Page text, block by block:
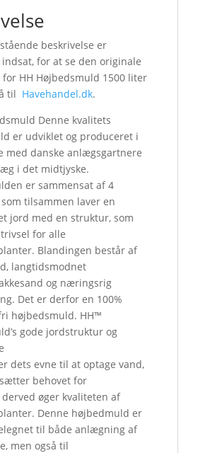
beskrivelse er
for at se den originale
for HH Højbedsmuld 1500 liter
til Havehandel.dk.
Denne kvalitets
er udviklet og produceret i
med danske anlægsgartnere
i det midtjyske.
er sammensat af 4
tilsammen laver en
jord med en struktur, som
for alle
Blandingen består af
langtidsmodnet
og næringsrig
Det er derfor en 100%
højbedsmuld. HH™
gode jordstruktur og
dets evne til at optage vand,
behovet for
øger kvaliteten af
Denne højbedmuld er
til både anlægning af
men også til